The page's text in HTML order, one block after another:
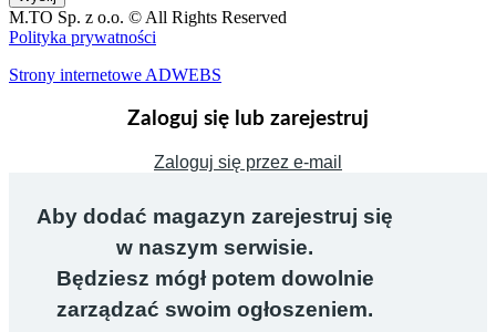
M.TO Sp. z o.o. © All Rights Reserved
Polityka prywatności
Strony internetowe ADWEBS
Zaloguj się lub zarejestruj
Zaloguj się przez e-mail
Aby dodać magazyn zarejestruj się
w naszym serwisie.
Będziesz mógł potem dowolnie
zarządzać swoim ogłoszeniem.